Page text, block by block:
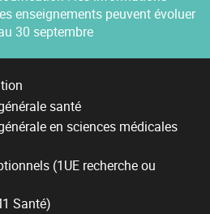
enseignements peuvent évoluer
30 septembre
santé
en sciences médicales
(1UE recherche ou
Santé)